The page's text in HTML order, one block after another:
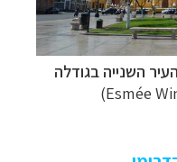
השנייה בגודלה